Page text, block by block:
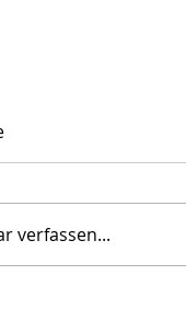
verfassen...